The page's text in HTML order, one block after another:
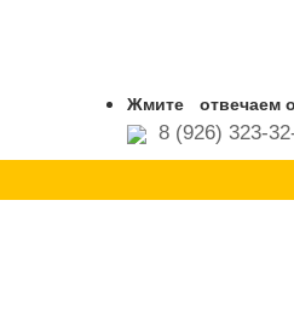
Жмите отвечаем
8 (926) 323-